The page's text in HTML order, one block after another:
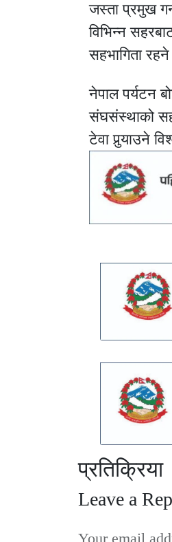
जस्ता प्रमुख
विभिन्न
सहभागिता
नेपाल पर्यटन
संघसंस्थाको
टेवा पुर्‍याउने
प्रतिक्रिया
Leave a
Your email